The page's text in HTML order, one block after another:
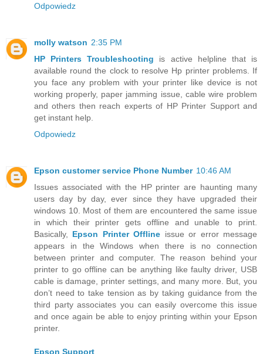
Odpowiedz
molly watson 2:35 PM
HP Printers Troubleshooting is active helpline that is
available round the clock to resolve Hp printer problems. If
you face any problem with your printer like device is not
working properly, paper jamming issue, cable wire problem
and others then reach experts of HP Printer Support and
get instant help.
Odpowiedz
Epson customer service Phone Number 10:46 AM
Issues associated with the HP printer are haunting many
users day by day, ever since they have upgraded their
windows 10. Most of them are encountered the same issue
in which their printer gets offline and unable to print.
Basically, Epson Printer Offline issue or error message
appears in the Windows when there is no connection
between printer and computer. The reason behind your
printer to go offline can be anything like faulty driver, USB
cable is damage, printer settings, and many more. But, you
don’t need to take tension as by taking guidance from the
third party associates you can easily overcome this issue
and once again be able to enjoy printing within your Epson
printer.
Epson Support